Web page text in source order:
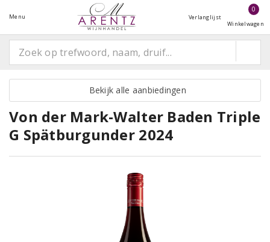
Menu Verlanglijst
0
Winkelwagen
Bekijk alle aanbiedingen
Von der Mark-Walter Baden Triple
G Spätburgunder 2024